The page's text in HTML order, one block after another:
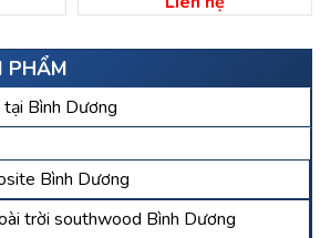
PHẨM
Bình Dương
Bình Dương
trời southwood Bình Dương